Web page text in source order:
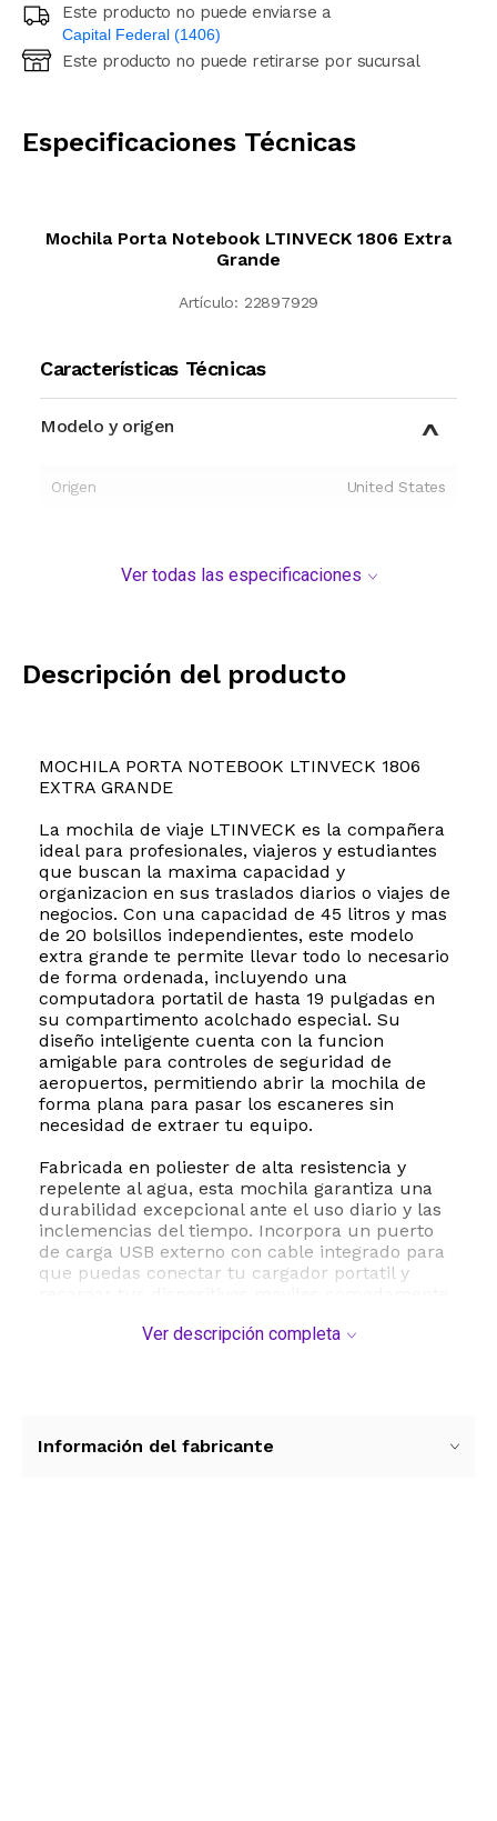
Este producto no puede enviarse a
Capital Federal (1406)
Ingresá código postal (sólo números)
Este producto no puede retirarse por sucursal
Especificaciones Técnicas
Mochila Porta Notebook LTINVECK 1806 Extra
Grande
Artículo: 22897929
Características Técnicas
Modelo y origen
Origen United States
Ver todas las especificaciones
Descripción del producto
MOCHILA PORTA NOTEBOOK LTINVECK 1806
EXTRA GRANDE
La mochila de viaje LTINVECK es la compañera
ideal para profesionales, viajeros y estudiantes
que buscan la maxima capacidad y
organizacion en sus traslados diarios o viajes de
negocios. Con una capacidad de 45 litros y mas
de 20 bolsillos independientes, este modelo
extra grande te permite llevar todo lo necesario
de forma ordenada, incluyendo una
computadora portatil de hasta 19 pulgadas en
su compartimento acolchado especial. Su
diseño inteligente cuenta con la funcion
amigable para controles de seguridad de
aeropuertos, permitiendo abrir la mochila de
forma plana para pasar los escaneres sin
necesidad de extraer tu equipo.
Fabricada en poliester de alta resistencia y
repelente al agua, esta mochila garantiza una
durabilidad excepcional ante el uso diario y las
inclemencias del tiempo. Incorpora un puerto
de carga USB externo con cable integrado para
que puedas conectar tu cargador portatil y
salida para auriculares. Su diseño ergonomico
confort durante trayectos largos.
Ver descripción completa
Información del fabricante